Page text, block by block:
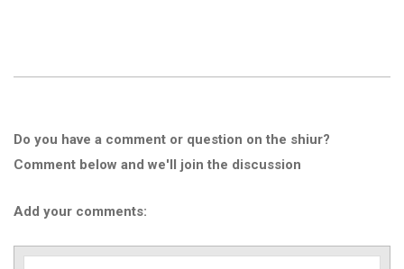
Do you have a comment or question on the shiur?
Comment below and we'll join the discussion
Add your comments: